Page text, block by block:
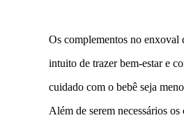
Os complementos no enxoval
intuito de trazer bem-estar e
cuidado com o bebê seja
Além de serem necessários